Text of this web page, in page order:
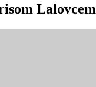
Lalovcem